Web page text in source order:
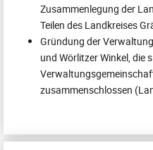
Zusammenlegung der
Teilen des Landkreises
Gründung der
und Wörlitzer Winkel, die
zusammenschlossen